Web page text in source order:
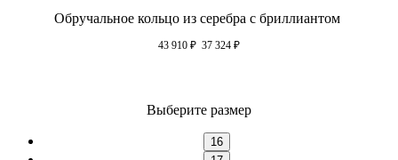
Обручальное кольцо из серебра с бриллиантом
43 910 ₽ 37 324 ₽
Выберите размер
16